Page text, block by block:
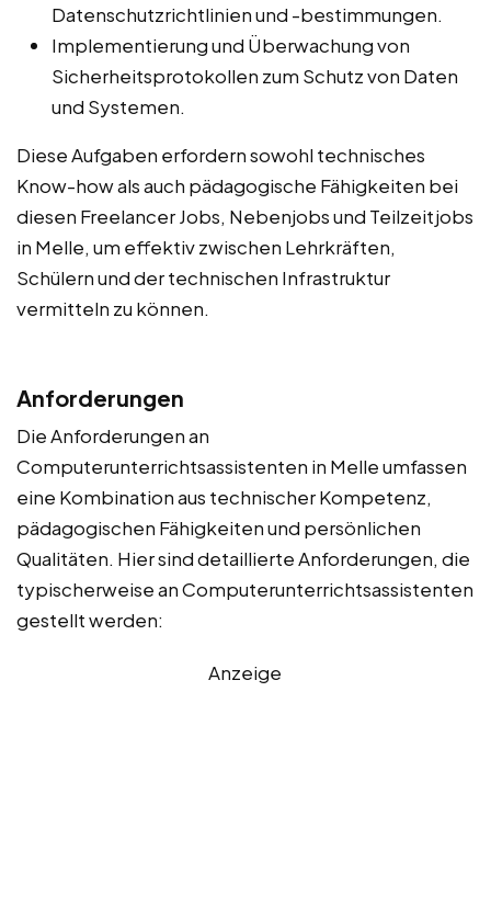
Datenschutzrichtlinien und -bestimmungen.
Implementierung und Überwachung von
Sicherheitsprotokollen zum Schutz von Daten
und Systemen.
Diese Aufgaben erfordern sowohl technisches
Know-how als auch pädagogische Fähigkeiten bei
diesen Freelancer Jobs, Nebenjobs und Teilzeitjobs
in Melle, um effektiv zwischen Lehrkräften,
Schülern und der technischen Infrastruktur
vermitteln zu können.
Anforderungen
Die Anforderungen an
Computerunterrichtsassistenten in Melle umfassen
eine Kombination aus technischer Kompetenz,
pädagogischen Fähigkeiten und persönlichen
Qualitäten. Hier sind detaillierte Anforderungen, die
typischerweise an Computerunterrichtsassistenten
gestellt werden:
Anzeige